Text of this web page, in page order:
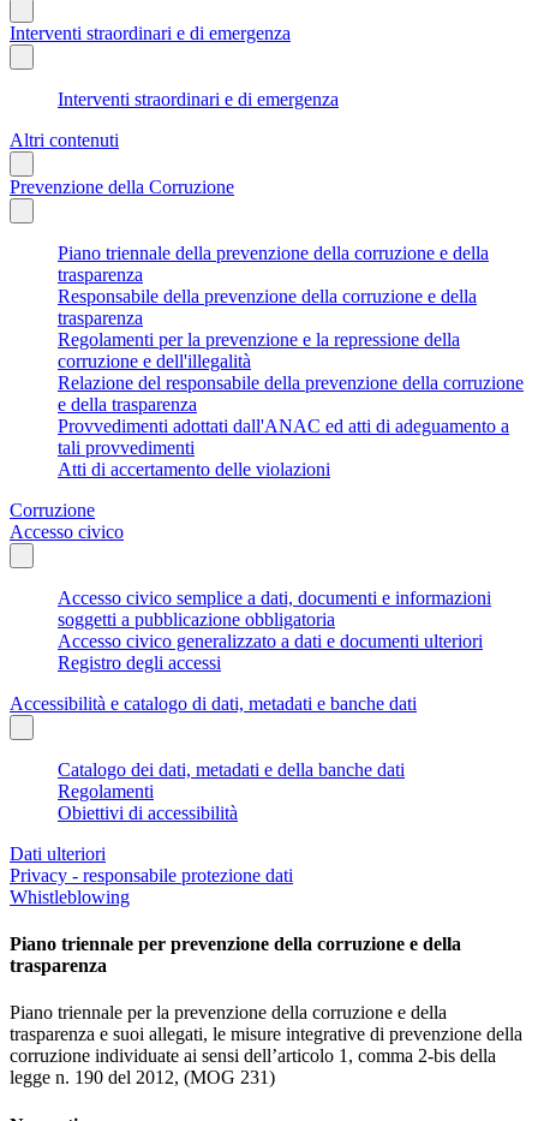
Interventi straordinari e di emergenza
Interventi straordinari e di emergenza
Altri contenuti
Prevenzione della Corruzione
Piano triennale della prevenzione della corruzione e della
trasparenza
Responsabile della prevenzione della corruzione e della
trasparenza
Regolamenti per la prevenzione e la repressione della
corruzione e dell'illegalità
Relazione del responsabile della prevenzione della corruzione
e della trasparenza
Provvedimenti adottati dall'ANAC ed atti di adeguamento a
tali provvedimenti
Atti di accertamento delle violazioni
Corruzione
Accesso civico
Accesso civico semplice a dati, documenti e informazioni
soggetti a pubblicazione obbligatoria
Accesso civico generalizzato a dati e documenti ulteriori
Registro degli accessi
Accessibilità e catalogo di dati, metadati e banche dati
Catalogo dei dati, metadati e della banche dati
Regolamenti
Obiettivi di accessibilità
Dati ulteriori
Privacy - responsabile protezione dati
Whistleblowing
Piano triennale per prevenzione della corruzione e della
trasparenza
Piano triennale per la prevenzione della corruzione e della
trasparenza e suoi allegati, le misure integrative di prevenzione della
corruzione individuate ai sensi dell’articolo 1, comma 2-bis della
legge n. 190 del 2012, (MOG 231)